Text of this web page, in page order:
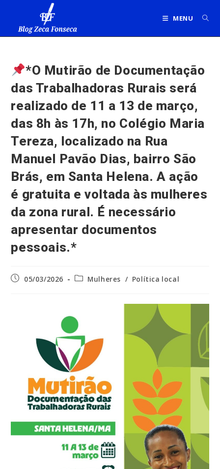
MENU
*O Mutirão de Documentação
das Trabalhadoras Rurais será
realizado de 11 a 13 de março,
das 8h às 17h, no Colégio Maria
Tereza, localizado na Rua
Manuel Pavão Dias, bairro São
Brás, em Santa Helena. A ação
é gratuita e voltada às mulheres
da zona rural. É necessário
apresentar documentos
pessoais.*
Post05/03/2026
Categoria
Mulheres / Política local